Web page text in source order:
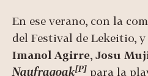
En ese verano, con la
del Festival de Lekeitio,
Imanol Agirre, Josu
Naufragoak[P] para la